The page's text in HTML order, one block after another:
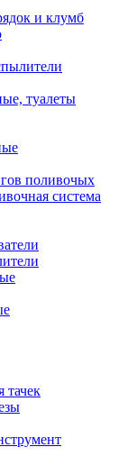
и клумб
туалеты
поливочых
система
тачек